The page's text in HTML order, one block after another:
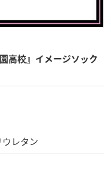
高校』イメージソック
レタン